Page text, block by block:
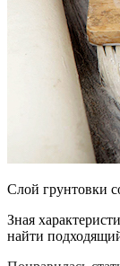
Слой грунтовки
Зная
найти